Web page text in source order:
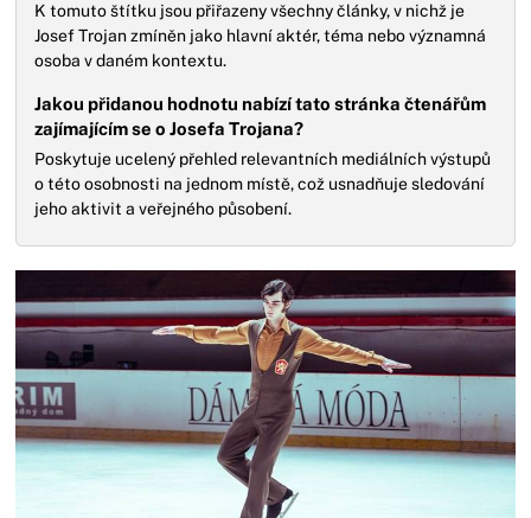
K tomuto štítku jsou přiřazeny všechny články, v nichž je
Josef Trojan zmíněn jako hlavní aktér, téma nebo významná
osoba v daném kontextu.
Jakou přidanou hodnotu nabízí tato stránka čtenářům
zajímajícím se o Josefa Trojana?
Poskytuje ucelený přehled relevantních mediálních výstupů
o této osobnosti na jednom místě, což usnadňuje sledování
jeho aktivit a veřejného působení.